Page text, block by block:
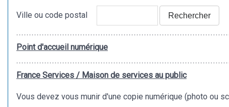
Ville ou code postal Rechercher
Point d'accueil numérique
France Services / Maison de services au public
Vous devez vous munir d'une copie numérique (photo ou